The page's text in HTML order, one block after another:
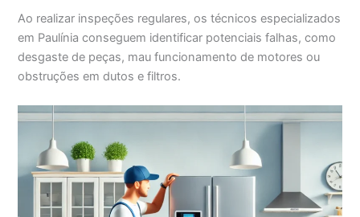
Ao realizar inspeções regulares, os técnicos especializados
em Paulínia conseguem identificar potenciais falhas, como
desgaste de peças, mau funcionamento de motores ou
obstruções em dutos e filtros.